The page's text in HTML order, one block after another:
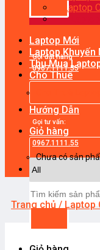
Gọi đặt hàng
0967.1111.55
Gọi tư vấn:
0967.1111.55
kiếm:
Laptop
Laptop Mới
Laptop Khuyến
Thu Mua
Cho Thuê
Hướng Dẫn
Giỏ hàng
Chưa có sản
Trang chủ / Laptop